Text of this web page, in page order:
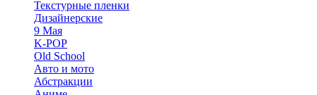
Текстурные пленки
Дизайнерские
9 Мая
K-POP
Old School
Авто и мото
Абстракции